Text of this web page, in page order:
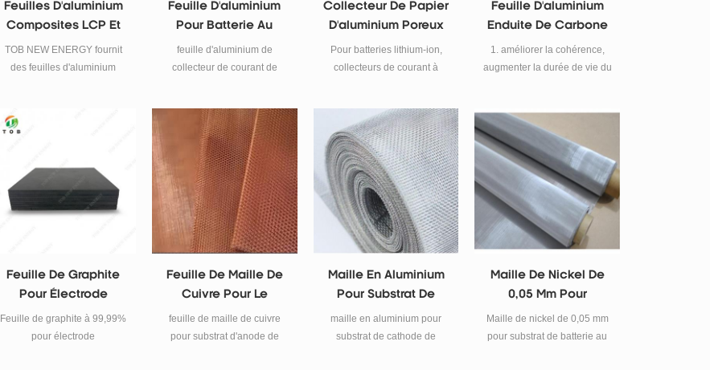
Feuilles D'aluminium
Composites LCP Et
PET
TOB NEW ENERGY fournit
des feuilles d'aluminium
de batteries. Selon vos
d'aluminium composites
modèle LCP et modèle PET .
Feuille D'aluminium
Pour Batterie Au
Lithium 12um
feuille d'aluminium de
collecteur de courant de
Collecteur De Papier
D'aluminium Poreux
Tridimensionnel
Pour batteries lithium-ion,
collecteurs de courant à
charge et une décharge
fréquentes.
Feuille D'aluminium
Enduite De Carbone
Pour Batterie Au
Lithium
1. améliorer la cohérence,
augmenter la durée de vie du
matériaux actifs et réduire le
coût de fabrication de la
pièce polaire. 3. protéger la
collecte de fluide de la
corrosion électrolytique.
Feuille De Graphite
Pour Électrode
99,99% / 100 * 50 * 2
Mm
Feuille de graphite à 99,99%
pour électrode
Feuille De Maille De
Cuivre Pour Le
Substrat D'anode De
Batterie Au Lithium
feuille de maille de cuivre
pour substrat d'anode de
Maille En Aluminium
Pour Substrat De
Cathode De Batterie
Au Lithium 50um
maille en aluminium pour
substrat de cathode de
Maille De Nickel De
0,05 Mm Pour
Substrat De Batterie
Au Lithium
Maille de nickel de 0,05 mm
pour substrat de batterie au